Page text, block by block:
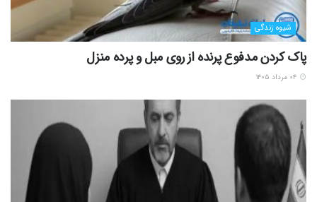
شیوه زندگی
پاک کردن مدفوع پرنده از روی مبل و پرده منزل